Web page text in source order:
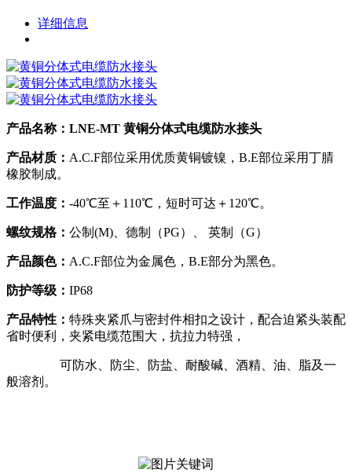
详细信息
产品名称：LNE-MT 黄铜分体式电缆防水接头
产品材质： A.C.F部位采用优质黄铜镀镍，B.E部位采用丁腈
橡胶制成。
工作温度： -40℃至＋110℃，短时可达＋120℃。
螺纹规格： 公制(M)、德制（PG）、 英制（G）
产品颜色： A.C.F部位为金属色，B.E部分为黑色。
防护等级： IP68
产品特性： 特殊夹紧爪与密封件相扣之设计，配合迫紧头装配
省时便利，夹紧电缆范围大，抗拉力特强，
可防水、防尘、防盐、耐酸碱、酒精、油、脂及一
般溶剂。